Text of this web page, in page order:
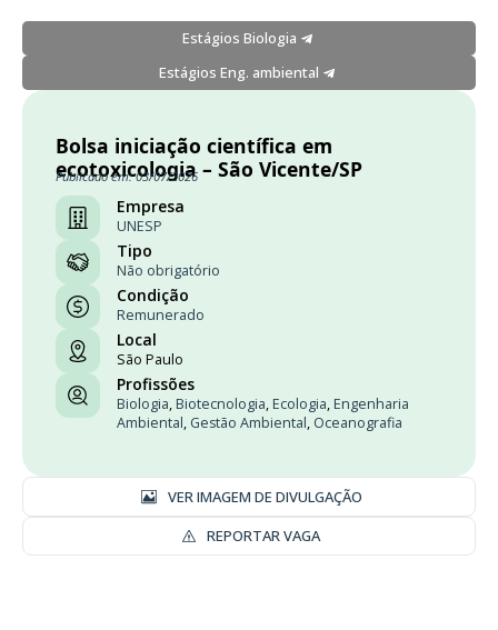
Estágios Biologia
Estágios Eng. ambiental
Bolsa iniciação científica em
ecotoxicologia – São Vicente/SP
Publicado em: 03/07/2026
Empresa
UNESP
Tipo
Não obrigatório
Condição
Remunerado
Local
São Paulo
Profissões
Biologia, Biotecnologia, Ecologia, Engenharia
Ambiental, Gestão Ambiental, Oceanografia
VER IMAGEM DE DIVULGAÇÃO
REPORTAR VAGA